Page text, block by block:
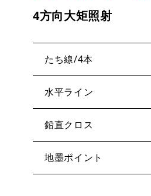
4方向大矩照射
たち線/4本
水平ライン
鉛直クロス
地墨ポイント